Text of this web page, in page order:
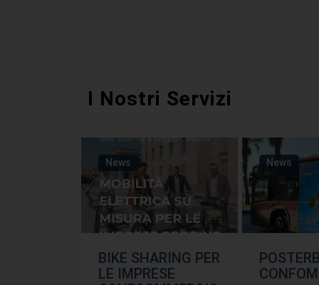
I Nostri Servizi
News
BIKE SHARING PER
LE IMPRESE
News